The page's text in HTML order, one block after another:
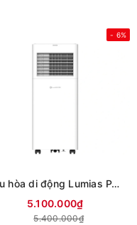
- 6%
Điều hòa di động Lumias PAC-26
5.100.000₫
5.400.000₫